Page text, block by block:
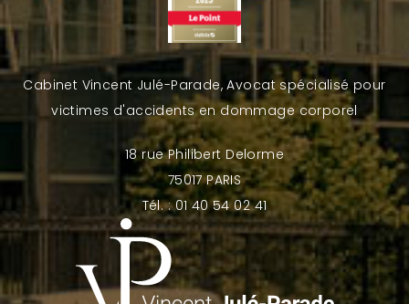
Cabinet Vincent Julé-Parade, Avocat spécialisé pour
victimes d'accidents en dommage corporel
18 rue Philibert Delorme
75017 PARIS
Tél. : 01 40 54 02 41